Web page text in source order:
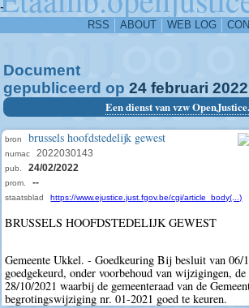
-
RSS ABOUT WEB LOG
Document
gepubliceerd op 24 februari 2022
Een dienst van vzw
bron brussels hoofdstedelijk gewest
numac 2022030143
pub. 24/02/2022
prom. --
staatsblad https://www.ejustice.just.fgov.be/cgi/article_body(...)
BRUSSELS HOOFDSTEDELIJK GEWEST
Gemeente Ukkel. - Goedkeuring Bij besluit van 06/
goedgekeurd, onder voorbehoud van wijzigingen,
28/10/2021 waarbij de gemeenteraad van de
begrotingswijziging nr. 01-2021 goed te keuren.